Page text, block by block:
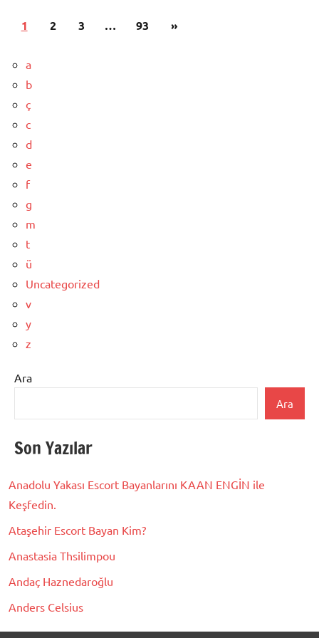
Yazı
1 2 3 … 93
Sonraki
»
a
b
ç
c
d
e
f
g
m
t
ü
Uncategorized
v
y
z
Ara
Ara
Son Yazılar
Anadolu Yakası Escort Bayanlarını KAAN ENGİN ile
Keşfedin.
Ataşehir Escort Bayan Kim?
Anastasia Thsilimpou
Andaç Haznedaroğlu
Anders Celsius